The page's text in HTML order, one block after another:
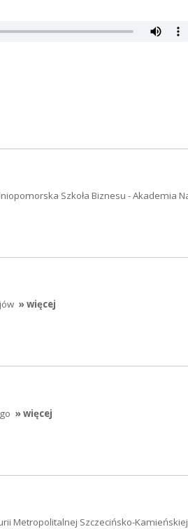
Szkoła Biznesu - Akademia
» więcej
» więcej
Metropolitalnej Szczecińsko-Kamieńskiej